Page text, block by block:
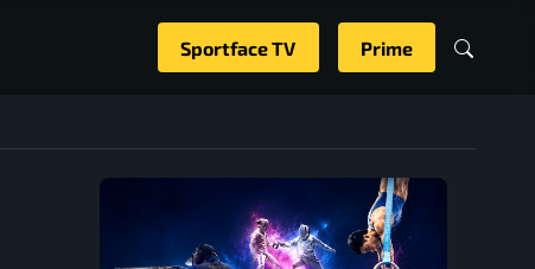
Sportface TV Prime